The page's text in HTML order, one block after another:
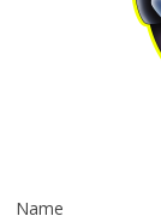
Name